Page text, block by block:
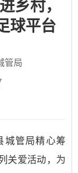
乡村，
球平台
管局
城管局精心筹
关爱活动，为